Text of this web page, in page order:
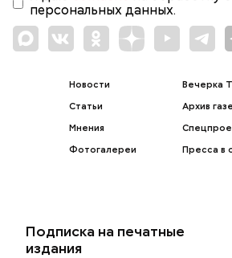
персональных данных.
Новости
Статьи
Мнения
Фотогалереи
Вечерка
Архив
Пресса в
Подписка на печатные
издания